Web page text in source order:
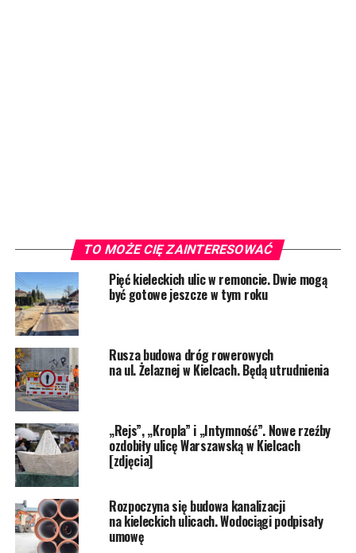
TO MOŻE CIĘ ZAINTERESOWAĆ
Pięć kieleckich ulic w remoncie. Dwie mogą
być gotowe jeszcze w tym roku
Rusza budowa dróg rowerowych
na ul. Żelaznej w Kielcach. Będą utrudnienia
„Rejs”, „Kropla” i „Intymność”. Nowe rzeźby
ozdobiły ulicę Warszawską w Kielcach
[zdjęcia]
Rozpoczyna się budowa kanalizacji
na kieleckich ulicach. Wodociągi podpisały
umowę